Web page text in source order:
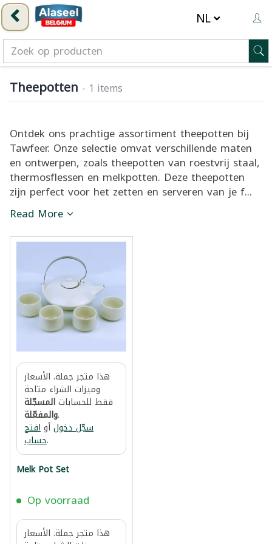
Theepotten - 1 items
Ontdek ons prachtige assortiment theepotten bij
Tawfeer. Onze selectie omvat verschillende maten
en ontwerpen, zoals theepotten van roestvrij staal,
thermosflessen en melkpotten. Deze theepotten
zijn perfect voor het zetten en serveren van je f...
Read More
هذا متجر جملة. الأسعار
وميزات الشراء متاحة
فقط للحساباتالمسجّلة
والمفعّلة.
سجّل دخولأوافتح
حساب.
Melk Pot Set
Op voorraad
هذا متجر جملة. الأسعار